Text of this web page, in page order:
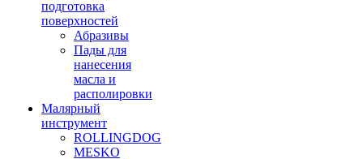
подготовка
поверхностей
Абразивы
Пады для
нанесения
масла и
располировки
Малярный
инструмент
ROLLINGDOG
MESKO